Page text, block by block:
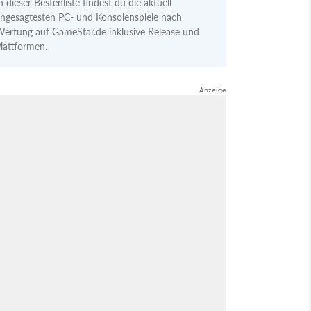
PC- und Konsolenspiele nach
auf GameStar.de inklusive Release und